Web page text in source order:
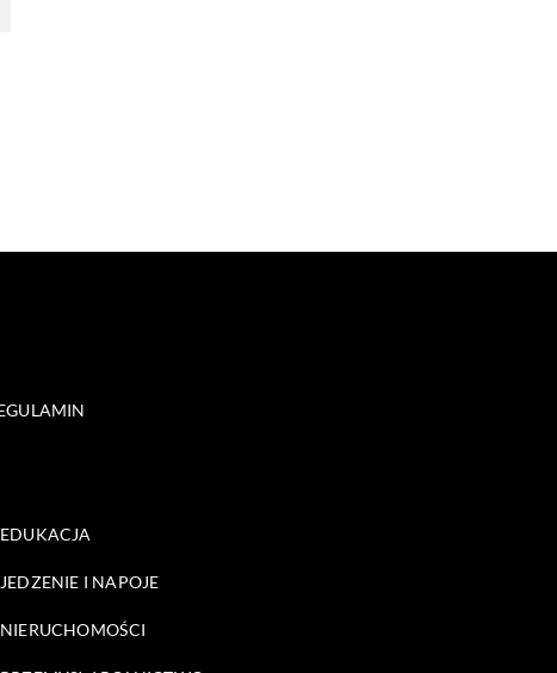
EDUKACJA
JEDZENIE I NAPOJE
NIERUCHOMOŚCI